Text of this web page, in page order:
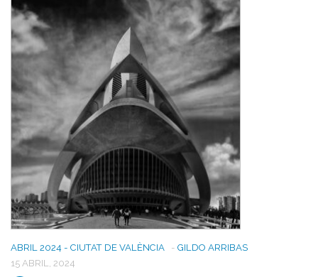
- GILDO ARRIBAS
ABRIL 2024 - CIUTAT DE VALÈNCIA
15 ABRIL, 2024